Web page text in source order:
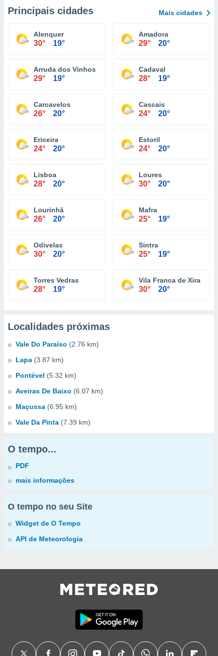
Principais cidades Mais cidades
Alenquer
30° 19°
Amadora
29° 20°
Arruda dos Vinhos
29° 19°
Cadaval
28° 19°
Carcavelos
26° 20°
Cascais
24° 20°
Ericeira
24° 20°
Estoril
24° 20°
Lisboa
28° 20°
Loures
30° 20°
Lourinhã
26° 20°
Mafra
25° 19°
Odivelas
30° 20°
Sintra
25° 19°
Torres Vedras
28° 19°
Vila Franca de Xira
30° 20°
Localidades próximas
Vale Do Paraíso (2.76 km)
Lapa (3.87 km)
Pontével (5.32 km)
Aveiras De Baixo (6.07 km)
Maçussa (6.95 km)
Vale Da Pinta (7.39 km)
O tempo...
PDF
mais informações
O tempo no seu Site
Widget de O Tempo
API de Meteorologia